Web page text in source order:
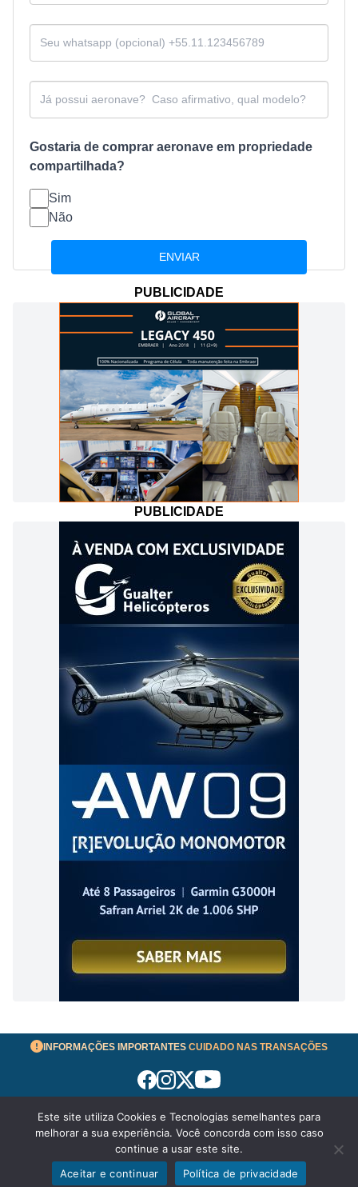
Gostaria de comprar aeronave em propriedade
compartilhada?
Sim
Não
PUBLICIDADE
PUBLICIDADE
INFORMAÇÕES IMPORTANTES CUIDADO NAS TRANSAÇÕES
Termos de Uso
© 2026 aeronavesavenda.com | Todos os Direitos
Reservados!
Política de Privacidade
Este site utiliza Cookies e Tecnologias semelhantes para
melhorar a sua experiência. Você concorda com isso caso
continue a usar este site.
Aceitar e continuar
Política de privacidade